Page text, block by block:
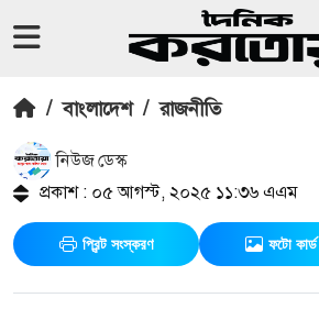
/ বাংলাদেশ / রাজনীতি
নিউজ ডেস্ক
প্রকাশ : ০৫ আগস্ট, ২০২৫ ১১:৩৬ এএম
প্রিন্ট সংস্করণ ফটো কার্ড